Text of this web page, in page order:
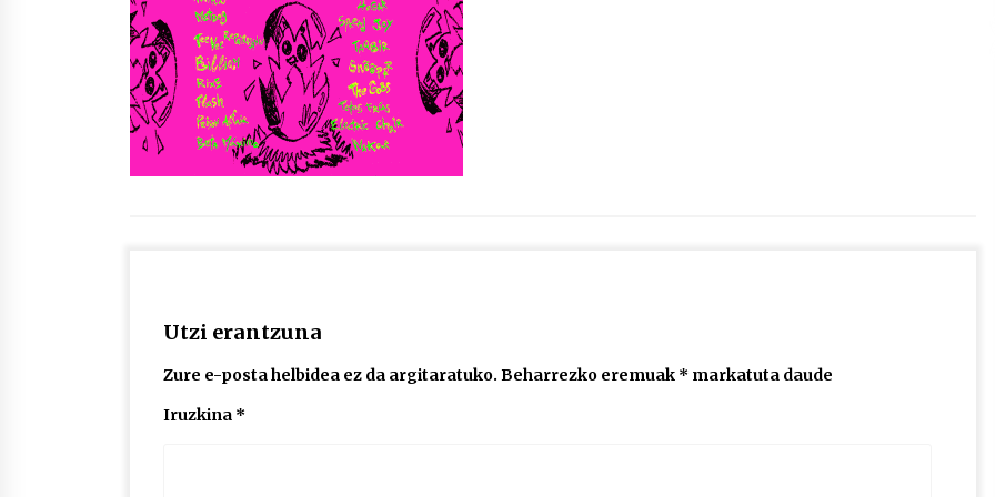
protagonista
2026/07/16
POTTO: San Pedro jaietako bertso-
saioa
2026/07/09
Utzi erantzuna
Zure e-posta helbidea ez da argitaratuko. Beharrezko eremuak * markatuta daude
Iruzkina *